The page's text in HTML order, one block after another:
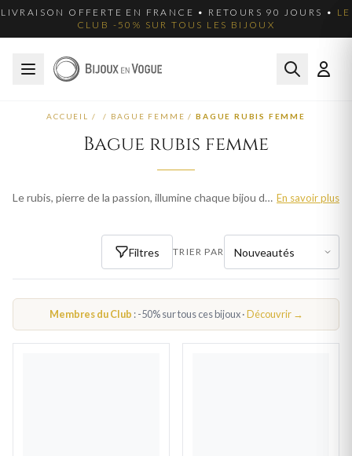
LIVRAISON OFFERTE EN FRANCE • RETOURS 90 JOURS • LE
CLUB -50% SUR TOUS LES BIJOUX
ACCUEIL / / BAGUE FEMME / BAGUE RUBIS FEMME
Bague rubis femme
Le rubis, pierre de la passion, illumine chaque bijou de sa couleur rouge intense. Nos bagues rubis femme sont des pièces d'exception qui ne laissent personne indifférent. Parcourez plus de 41 modèles pour femme et trouvez la pièce qui sublimera votre style. Livraison offerte en France métropolitaine. En savoir plus
Filtres TRIER PAR
Membres du Club : -50% sur tous ces bijoux ·Découvrir →